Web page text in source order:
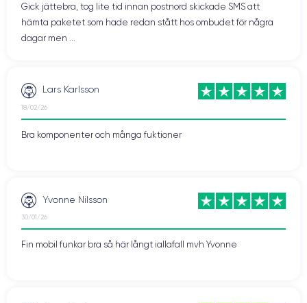
Gick jättebra, tog lite tid innan postnord skickade SMS att
hämta paketet som hade redan stått hos ombudet för några
dagar men ...
Lars Karlsson
18/02/26
Bra komponenter och många fuktioner
Yvonne Nilsson
30/01/26
Fin mobil funkar bra så här långt iallafall mvh Yvonne